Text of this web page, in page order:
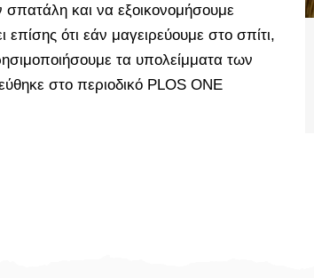
και να εξοικονομήσουμε
ότι εάν μαγειρεύουμε στο σπίτι,
τα υπολείμματα των
στο περιοδικό PLOS ONE